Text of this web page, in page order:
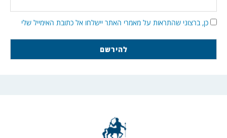
כן, ברצוני שהתראות על מאמרי האתר יישלחו אל כתובת האימייל שלי